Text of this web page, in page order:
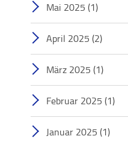
Mai 2025(1)
April 2025(2)
März 2025(1)
Februar 2025(1)
Januar 2025(1)